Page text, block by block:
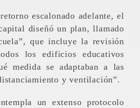
diseñó un plan, llamado
que incluye la revisión
los edificios educativos
medida se adaptaban a las
y ventilación”.